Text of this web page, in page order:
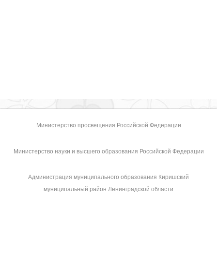
Министерство просвещения Российской Федерации
Министерство науки и высшего образования Российской Федерации
Администрация муниципального образования Киришский
муниципальный район Ленинградской области